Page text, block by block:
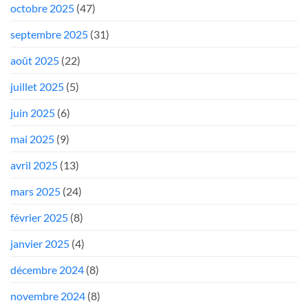
octobre 2025 (47)
septembre 2025 (31)
août 2025 (22)
juillet 2025 (5)
juin 2025 (6)
mai 2025 (9)
avril 2025 (13)
mars 2025 (24)
février 2025 (8)
janvier 2025 (4)
décembre 2024 (8)
novembre 2024 (8)